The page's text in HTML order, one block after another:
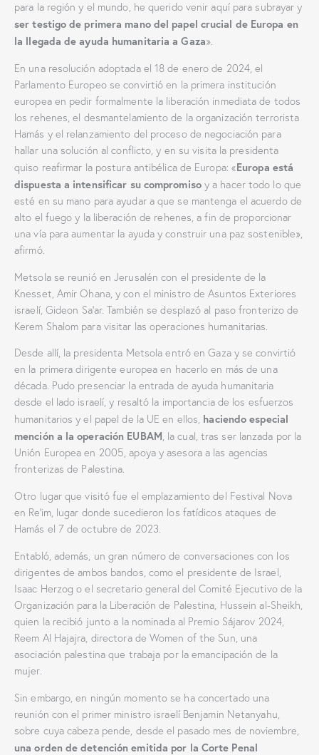
para la región y el mundo, he querido venir aquí para subrayar y
ser testigo de primera mano del papel crucial de Europa en
la llegada de ayuda humanitaria a Gaza».
En una resolución adoptada el 18 de enero de 2024, el
Parlamento Europeo se convirtió en la primera institución
europea en pedir formalmente la liberación inmediata de todos
los rehenes, el desmantelamiento de la organización terrorista
Hamás y el relanzamiento del proceso de negociación para
hallar una solución al conflicto, y en su visita la presidenta
quiso reafirmar la postura antibélica de Europa: «Europa está
dispuesta a intensificar su compromisoy a hacer todo lo que
esté en su mano para ayudar a que se mantenga el acuerdo de
alto el fuego y la liberación de rehenes, a fin de proporcionar
una vía para aumentar la ayuda y construir una paz sostenible»,
afirmó.
Metsola se reunió en Jerusalén con el presidente de la
Knesset, Amir Ohana, y con el ministro de Asuntos Exteriores
israelí, Gideon Sa’ar. También se desplazó al paso fronterizo de
Kerem Shalom para visitar las operaciones humanitarias.
Desde allí, la presidenta Metsola entró en Gaza y se convirtió
en la primera dirigente europea en hacerlo en más de una
década. Pudo presenciar la entrada de ayuda humanitaria
desde el lado israelí, y resaltó la importancia de los esfuerzos
humanitarios y el papel de la UE en ellos, haciendo especial
mención a la operación EUBAM, la cual, tras ser lanzada por la
Unión Europea en 2005, apoya y asesora a las agencias
fronterizas de Palestina.
Otro lugar que visitó fue el emplazamiento del Festival Nova
en Re’im, lugar donde sucedieron los fatídicos ataques de
Hamás el 7 de octubre de 2023.
Entabló, además, un gran número de conversaciones con los
dirigentes de ambos bandos, como el presidente de Israel,
Isaac Herzog o el secretario general del Comité Ejecutivo de la
Organización para la Liberación de Palestina, Hussein al-Sheikh,
quien la recibió junto a la nominada al Premio Sájarov 2024,
Reem Al Hajajra, directora de Women of the Sun, una
asociación palestina que trabaja por la emancipación de la
mujer.
Sin embargo, en ningún momento se ha concertado una
reunión con el primer ministro israelí Benjamin Netanyahu,
sobre cuya cabeza pende, desde el pasado mes de noviembre,
una orden de detención emitida por la Corte Penal